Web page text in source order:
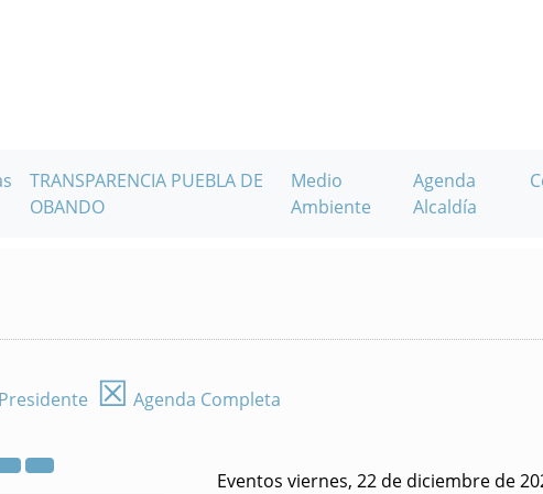
TRANSPARENCIA PUEBLA DE
OBANDO
Medio
Ambiente
Agenda
Alcaldía
☒ Agenda Completa
Eventos viernes, 22 de diciembre de